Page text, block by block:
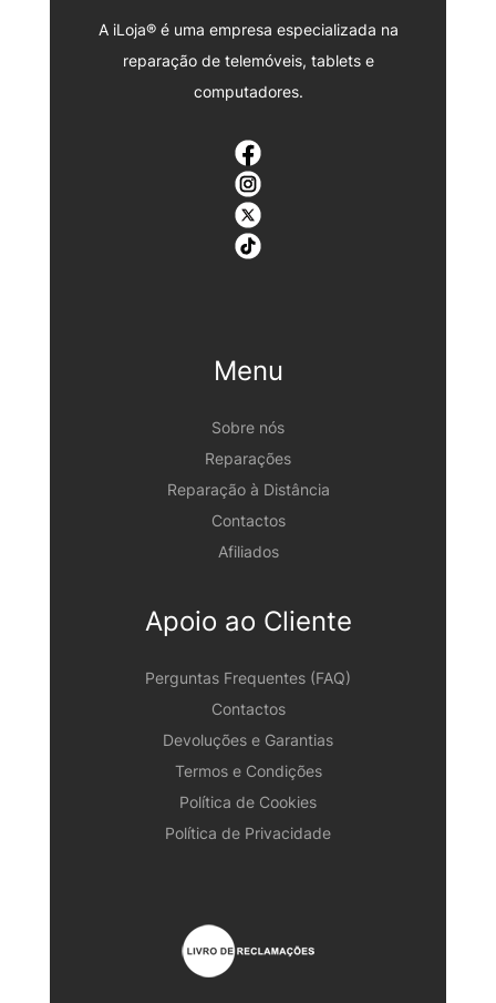
A iLoja® é uma empresa especializada na
reparação de telemóveis, tablets e
computadores.
Menu
Sobre nós
Reparações
Reparação à Distância
Contactos
Afiliados
Apoio ao Cliente
Perguntas Frequentes (FAQ)
Contactos
Devoluções e Garantias
Termos e Condições
Política de Cookies
Política de Privacidade